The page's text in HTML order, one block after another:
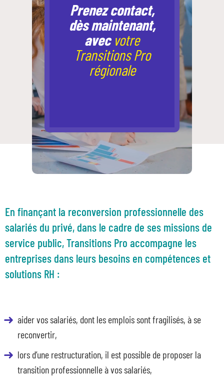
Prenez contact,
dès maintenant,
avecvotre
Transitions Pro
régionale
En finançant la reconversion professionnelle des
salariés du privé, dans le cadre de ses missions de
service public, Transitions Pro accompagne les
entreprises dans leurs besoins en compétences et
solutions RH :
aider vos salariés, dont les emplois sont fragilisés, à se
reconvertir,
lors d’une restructuration, il est possible de proposer la
transition professionnelle à vos salariés,